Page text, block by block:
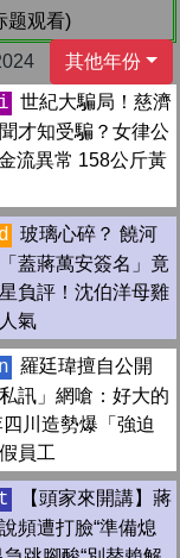
题观看)
其他年份
世紀大騙局！慈濟
才知受騙？女律公
流異常 158公斤黃
玻璃心碎？ 饒河
蓋蔣萬安簽名」竟
負評！沈伯洋母雞
氣
羅廷瑋擅自公開
私訊」網嗆：好大的
川造勢爆「強迫
員工
【頭家來開講】蔣
頻遭打臉“準備熄